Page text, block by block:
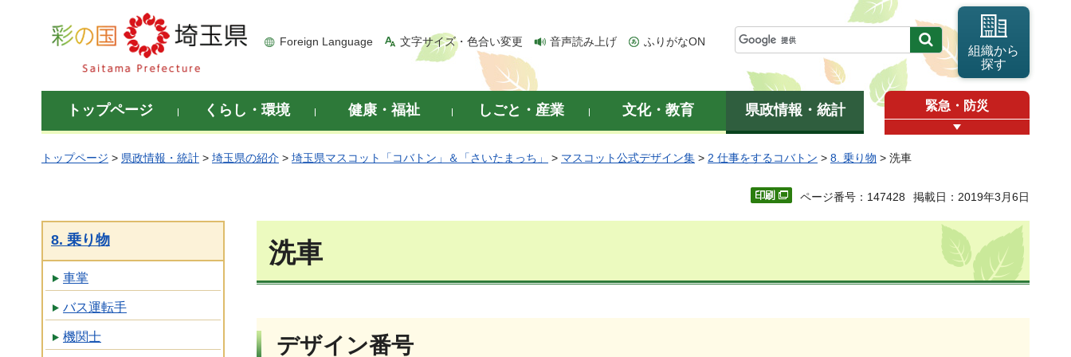
彩の国 埼玉県
Foreign Language 文字サイズ・色合い変更 音声読み上げ ふりがなON
組織から
探す
トップページ くらし・環境 健康・福祉 しごと・産業 文化・教育 県政情報・統計 緊急・防災
トップページ > 県政情報・統計 > 埼玉県の紹介 > 埼玉県マスコット「コバトン」＆「さいたまっち」 > マスコット公式デザイン集 > 2 仕事をするコバトン > 8. 乗り物 > 洗車
ページ番号：147428 掲載日：2019年3月6日
8. 乗り物
車掌
バス運転手
機関士
洗車
デザイン番号